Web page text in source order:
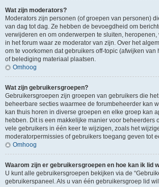
Wat zijn moderators?
Moderators zijn personen (of groepen van personen)
van dag tot dag. Ze hebben de bevoegdheid om
verwijderen en om onderwerpen te sluiten, heropenen,
in het forum waar ze moderator van zijn. Over het
om te voorkomen dat gebruikers off-topic (afwijken van
of belediging materiaal plaatsen.
Omhoog
Wat zijn gebruikersgroepen?
Gebruikersgroepen zijn groepen van gebruikers die
beheerbare secties waarmee de forumbeheerder kan
kan thuis horen in diverse groepen en elke groep kan
hebben. Dit is een makkelijke manier voor beheerders
vele gebruikers in één keer te wijzigen, zoals het
moderatorpermissies of gebruikers toegang geven tot
Omhoog
Waarom zijn er gebruikersgroepen en hoe kan ik lid
U kunt alle gebruikersgroepen bekijken via de
gebruikerspaneel. Als u van één gebruikersgroep lid